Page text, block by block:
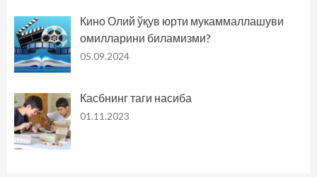
Кино Олий ўқув юрти мукаммаллашуви
омилларини биламизми?
05.09.2024
Касбнинг таги насиба
01.11.2023